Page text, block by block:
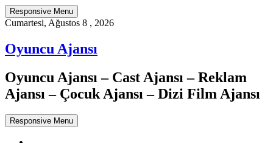
Responsive Menu
Cumartesi, Ağustos 8 , 2026
Oyuncu Ajansı
Oyuncu Ajansı – Cast Ajansı – Reklam
Ajansı – Çocuk Ajansı – Dizi Film Ajansı
Responsive Menu